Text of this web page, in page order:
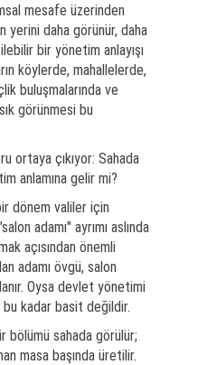
mesafe üzerinden
yerini daha görünür, daha
bir yönetim anlayışı
köylerde, mahallelerde,
buluşmalarında ve
görünmesi bu
ortaya çıkıyor: Sahada
anlamına gelir mi?
dönem valiler için
adamı" ayrımı aslında
açısından önemli
adamı övgü, salon
Oysa devlet yönetimi
bu kadar basit değildir.
bölümü sahada görülür;
masa başında üretilir.